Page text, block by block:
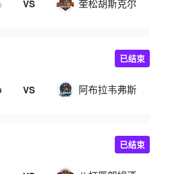
VS 奎松胡斯克尔
VS 阿布拉韦弗斯
已结束
已结束